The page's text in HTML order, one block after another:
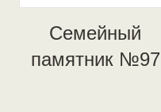
Семейный
памятник №97